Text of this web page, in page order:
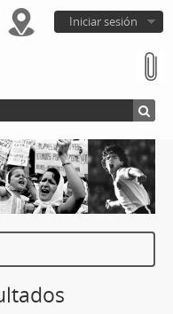
Iniciar sesión